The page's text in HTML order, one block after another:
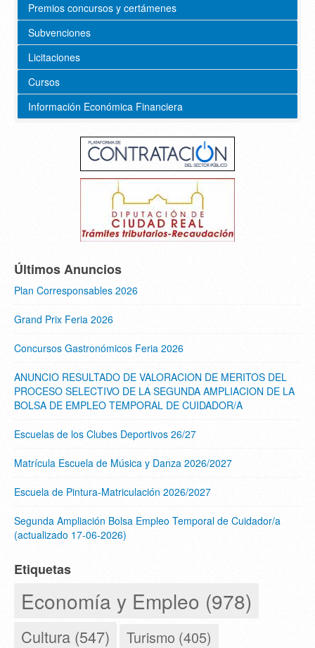
Premios concursos y certámenes
Subvenciones
Licitaciones
Cursos
Información Económica Financiera
Últimos Anuncios
Plan Corresponsables 2026
Grand Prix Feria 2026
Concursos Gastronómicos Feria 2026
ANUNCIO RESULTADO DE VALORACION DE MERITOS DEL
PROCESO SELECTIVO DE LA SEGUNDA AMPLIACION DE LA
BOLSA DE EMPLEO TEMPORAL DE CUIDADOR/A
Escuelas de los Clubes Deportivos 26/27
Matrícula Escuela de Música y Danza 2026/2027
Escuela de Pintura-Matriculación 2026/2027
Segunda Ampliación Bolsa Empleo Temporal de Cuidador/a
(actualizado 17-06-2026)
Etiquetas
Economía y Empleo (978)
Cultura (547) Turismo (405)